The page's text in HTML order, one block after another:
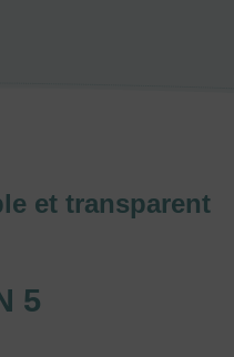
et transparent
5